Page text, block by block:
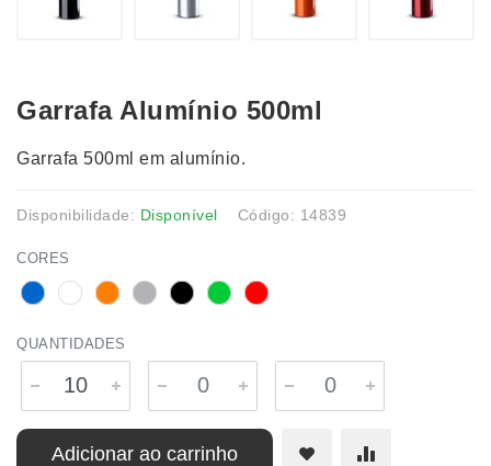
Garrafa Alumínio 500ml
Garrafa 500ml em alumínio.
Disponibilidade: Disponível Código: 14839
CORES
QUANTIDADES
Adicionar ao carrinho